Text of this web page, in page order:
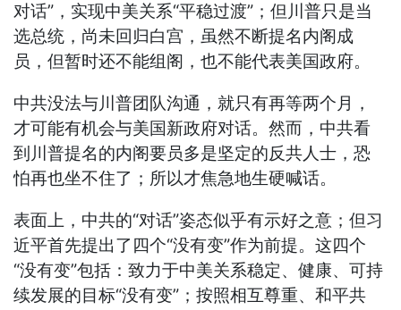
对话”，实现中美关系“平稳过渡”；但川普只是当
选总统，尚未回归白宫，虽然不断提名内阁成
员，但暂时还不能组阁，也不能代表美国政府。
中共没法与川普团队沟通，就只有再等两个月，
才可能有机会与美国新政府对话。然而，中共看
到川普提名的内阁要员多是坚定的反共人士，恐
怕再也坐不住了；所以才焦急地生硬喊话。
表面上，中共的“对话”姿态似乎有示好之意；但习
近平首先提出了四个“没有变”作为前提。这四个
“没有变”包括：致力于中美关系稳定、健康、可持
续发展的目标“没有变”；按照相互尊重、和平共